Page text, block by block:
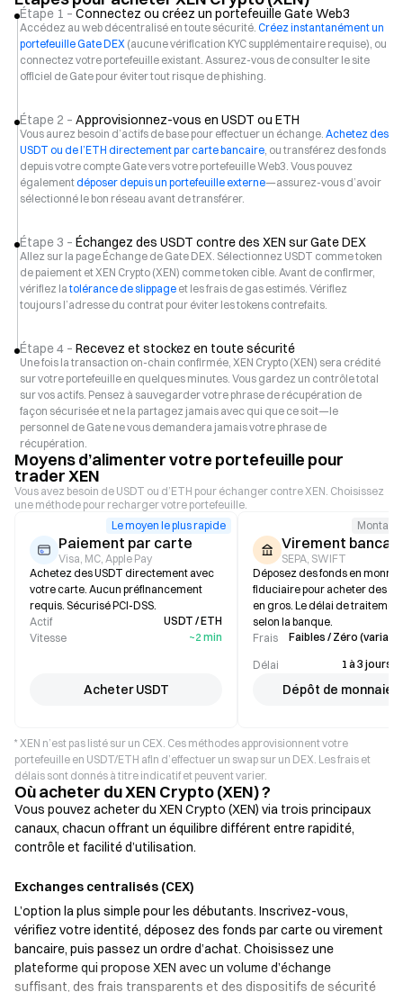
Étape 1 – Connectez ou créez un portefeuille Gate Web3
Accédez au web décentralisé en toute sécurité. Créez instantanément un
portefeuille Gate DEX (aucune vérification KYC supplémentaire requise), ou
connectez votre portefeuille existant. Assurez-vous de consulter le site
officiel de Gate pour éviter tout risque de phishing.
Étape 2 – Approvisionnez-vous en USDT ou ETH
Vous aurez besoin d’actifs de base pour effectuer un échange. Achetez des
USDT ou de l’ETH directement par carte bancaire, ou transférez des fonds
depuis votre compte Gate vers votre portefeuille Web3. Vous pouvez
également déposer depuis un portefeuille externe—assurez-vous d’avoir
sélectionné le bon réseau avant de transférer.
Étape 3 – Échangez des USDT contre des XEN sur Gate DEX
Allez sur la page Échange de Gate DEX. Sélectionnez USDT comme token
de paiement et XEN Crypto (XEN) comme token cible. Avant de confirmer,
vérifiez la tolérance de slippage et les frais de gas estimés. Vérifiez
toujours l’adresse du contrat pour éviter les tokens contrefaits.
Étape 4 – Recevez et stockez en toute sécurité
Une fois la transaction on-chain confirmée, XEN Crypto (XEN) sera crédité
sur votre portefeuille en quelques minutes. Vous gardez un contrôle total
sur vos actifs. Pensez à sauvegarder votre phrase de récupération de
façon sécurisée et ne la partagez jamais avec qui que ce soit—le
personnel de Gate ne vous demandera jamais votre phrase de
récupération.
Moyens d’alimenter votre portefeuille pour
trader XEN
Vous avez besoin de USDT ou d’ETH pour échanger contre XEN. Choisissez
une méthode pour recharger votre portefeuille.
Le moyen le plus rapide
Paiement par carte
Visa, MC, Apple Pay
Achetez des USDT directement avec
votre carte. Aucun préfinancement
requis. Sécurisé PCI-DSS.
Actif
USDT / ETH
Vitesse
~2 min
Acheter USDT
Montant
Virement
SEPA, SWIFT
Déposez des fonds en
fiduciaire pour acheter des
en gros. Le délai de
selon la banque.
Frais
Faibles / Zéro
Délai 1 à 3 jours
Dépôt de monnaie
* XEN n’est pas listé sur un CEX. Ces méthodes approvisionnent votre
portefeuille en USDT/ETH afin d’effectuer un swap sur un DEX. Les frais et
délais sont donnés à titre indicatif et peuvent varier.
Où acheter du XEN Crypto (XEN) ?
Vous pouvez acheter du XEN Crypto (XEN) via trois principaux
canaux, chacun offrant un équilibre différent entre rapidité,
contrôle et facilité d’utilisation.
Exchanges centralisés (CEX)
L’option la plus simple pour les débutants. Inscrivez-vous,
vérifiez votre identité, déposez des fonds par carte ou virement
bancaire, puis passez un ordre d’achat. Choisissez une
plateforme qui propose XEN avec un volume d’échange
suffisant, des frais transparents et des dispositifs de sécurité